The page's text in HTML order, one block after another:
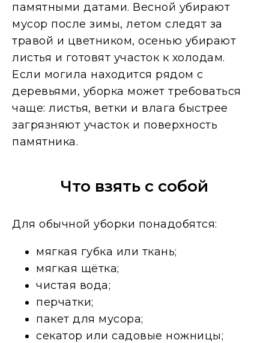
памятными датами. Весной убирают
мусор после зимы, летом следят за
травой и цветником, осенью убирают
листья и готовят участок к холодам.
Если могила находится рядом с
деревьями, уборка может требоваться
чаще: листья, ветки и влага быстрее
загрязняют участок и поверхность
памятника.
Что взять с собой
Для обычной уборки понадобятся:
мягкая губка или ткань;
мягкая щётка;
чистая вода;
перчатки;
пакет для мусора;
секатор или садовые ножницы;